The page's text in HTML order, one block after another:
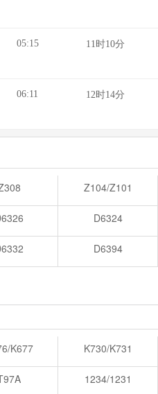
05:15 11时10分
06:11 12时14分
Z104/Z101
D6324
D6394
K677 K730/K731
1234/1231